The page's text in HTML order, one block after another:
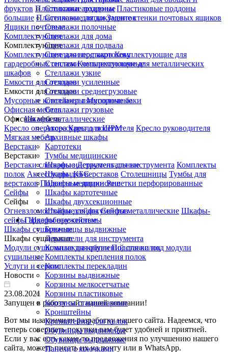
Стеллажи архивные
Стеллажи для документов
Стеллажи полочные
Стеллажи для дома
Стеллажи для подвала
Стеллажи под картотеку
Стеллажи четырехполочные
Стеллажи узкие
Стеллажи усиленные
Стеллажи среднегрузовые
Стеллажи пятиполочные
Стеллажи грузовые
Шкафы металлические
Аксессуары для ШРМ
Архивные шкафы
Картотеки
Тумбы медицинские
Шкафы инструментальные
Шкафы КБС
Шкафы медицинские
Шкафы картотечные
Шкафы двухсекционные
Шкафы для документов
Гардеробные системы
Брючницы выдвижные
Держатели для инструмента
Комплекты креплений для полок
Комплекты крепления полок
Комплекты перекладин
Корзины выдвижные
Корзины мелкосетчатые
Корзины пластиковые
Корзины стационарные
Кронштейны
Кронштейны для полок
Обувницы выдвижные
Обувницы выдвижные
Панели с крючками
фруктов Пластиковые поддоны Пластиковые поддоны
большие Пластиковые лотки Задние стенки почтовых ящиков
Ящики почтовые
Комплектующие
Комплектующие
Комплектующие для верстаков Комплектующие для
гардеробных систем Комплектующие для металлических
шкафов
Емкости для отходов
Емкости для отходов
Мусорные контейнеры Мусорные баки
Офисная мебель
Офисная мебель
Кресло оператора Кресло посетителя Кресло руководителя
Мягкая мебель
Верстаки
Верстаки
Верстаки слесарные Держатель для инструмента Комплекты
полок Аксессуары для верстаков Столешницы Тумбы для
верстаков Подвесные ящики Решетки перфорированные
Сейфы
Сейфы
Огневзломостойкие сейфы Сейфы металлические Шкафы-
сейфы Шкафы оружейные
Шкафы сушильные
Шкафы сушильные
Модули сушильные для обуви Подставки под модули
сушильные
Услуги и сервис
Новости
23.08.2021
Запущен в работу сайт нашей компании!
Вот мы и закончили разработку нашего сайта. Надеемся, что
теперь совершать покупки вам будет удобней и приятней.
Если у вас есть какие-то предложения по улучшению нашего
сайта, можете писать их на почту или в WhatsApp.